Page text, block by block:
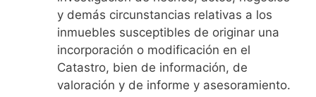
y demás circunstancias relativas a los
inmuebles susceptibles de originar una
incorporación o modificación en el
Catastro, bien de información, de
valoración y de informe y asesoramiento.